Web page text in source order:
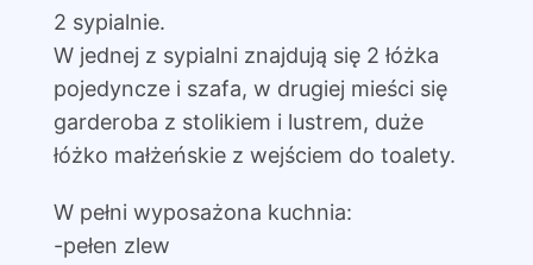
2 sypialnie.
W jednej z sypialni znajdują się 2 łóżka
pojedyncze i szafa, w drugiej mieści się
garderoba z stolikiem i lustrem, duże
łóżko małżeńskie z wejściem do toalety.
W pełni wyposażona kuchnia:
-pełen zlew